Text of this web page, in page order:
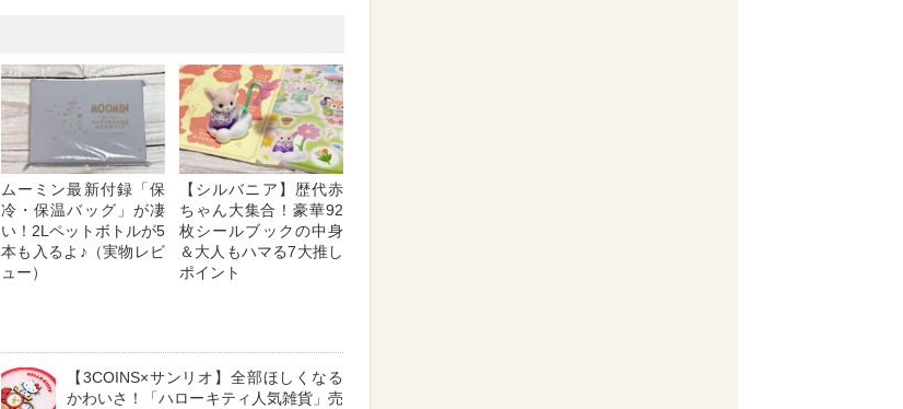
ムーミン最新付録「保
冷・保温バッグ」が凄
い！2Lペットボトルが5
本も入るよ♪（実物レビ
ュー）
【シルバニア】歴代赤
ちゃん大集合！豪華92
枚シールブックの中身
＆大人もハマる7大推し
ポイント
【3COINS×サンリオ】全部ほしくなる
かわいさ！「ハローキティ人気雑貨」売